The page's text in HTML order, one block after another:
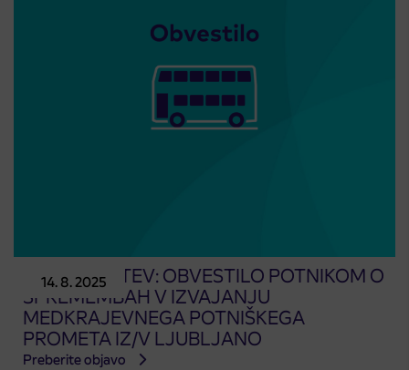
14. 8. 2025
POSODOBITEV: OBVESTILO POTNIKOM O
SPREMEMBAH V IZVAJANJU
MEDKRAJEVNEGA POTNIŠKEGA
PROMETA IZ/V LJUBLJANO
Preberite objavo